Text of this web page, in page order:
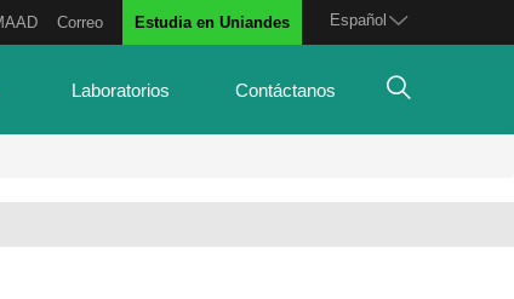
Español
Correo Estudia en Uniandes
Laboratorios Contáctanos